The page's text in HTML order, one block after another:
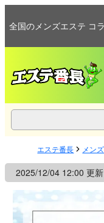
全国のメンズエステ コ
エステ番長 メン
2025/12/04 12:00 更新